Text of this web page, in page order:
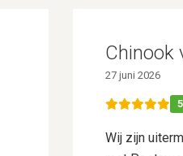
Chinook
27 juni 2026
Wij zijn